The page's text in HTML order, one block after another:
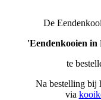
De
'Eendenkooien in
te
Na bestelling bij
via